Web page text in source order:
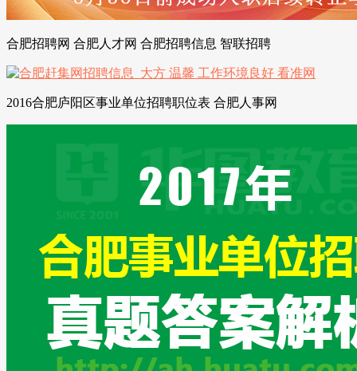
合肥招聘网 合肥人才网 合肥招聘信息 智联招聘
2016合肥庐阳区事业单位招聘职位表 合肥人事网